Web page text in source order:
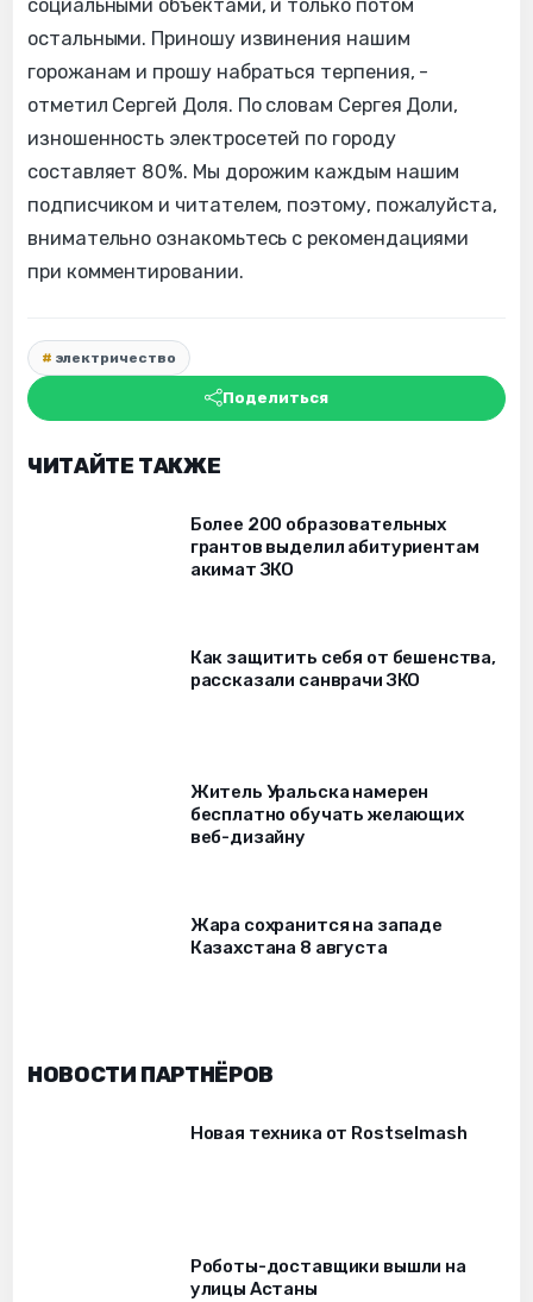
социальными объектами, и только потом
остальными. Приношу извинения нашим
горожанам и прошу набраться терпения, -
отметил Сергей Доля. По словам Сергея Доли,
изношенность электросетей по городу
составляет 80%. Мы дорожим каждым нашим
подписчиком и читателем, поэтому, пожалуйста,
внимательно ознакомьтесь с рекомендациями
при комментировании.
электричество
Поделиться
ЧИТАЙТЕ ТАКЖЕ
Более 200 образовательных
грантов выделил абитуриентам
акимат ЗКО
Как защитить себя от бешенства,
рассказали санврачи ЗКО
Житель Уральска намерен
бесплатно обучать желающих
веб-дизайну
Жара сохранится на западе
Казахстана 8 августа
НОВОСТИ ПАРТНЁРОВ
Новая техника от Rostselmash
Роботы-доставщики вышли на
улицы Астаны